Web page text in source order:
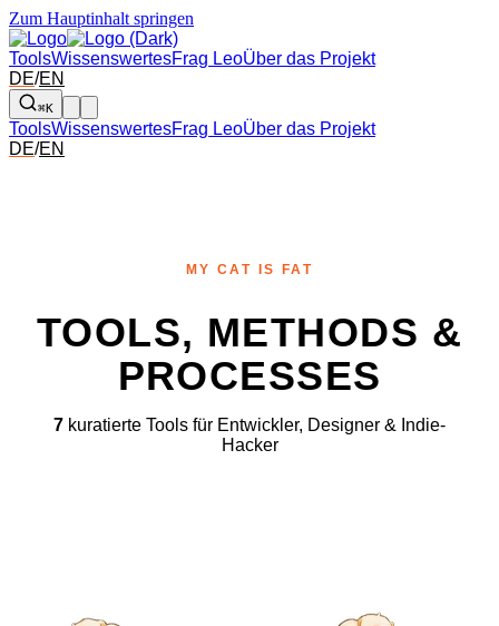
Zum Hauptinhalt springen
ToolsWissenswertesFrag LeoÜber das Projekt
DE/EN
⌘K
ToolsWissenswertesFrag LeoÜber das Projekt
DE/EN
MY CAT IS FAT
TOOLS, METHODS &
PROCESSES
7 kuratierte Tools für Entwickler, Designer & Indie-
Hacker